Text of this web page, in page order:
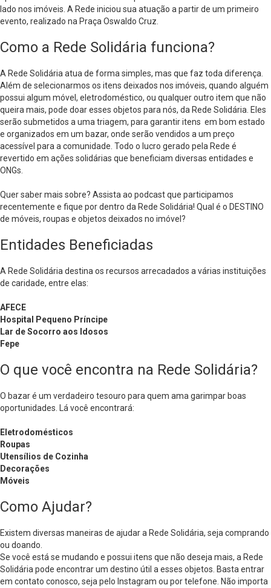
lado nos imóveis. A Rede iniciou sua atuação a partir de um primeiro
evento, realizado na Praça Oswaldo Cruz.
Como a Rede Solidária funciona?
A Rede Solidária atua de forma simples, mas que faz toda diferença.
Além de selecionarmos os itens deixados nos imóveis, quando alguém
possui algum móvel, eletrodoméstico, ou qualquer outro item que não
queira mais, pode doar esses objetos para nós, da Rede Solidária. Eles
serão submetidos a uma triagem, para garantir itens em bom estado
e organizados em um bazar, onde serão vendidos a um preço
acessível para a comunidade. Todo o lucro gerado pela Rede é
revertido em ações solidárias que beneficiam diversas entidades e
ONGs.
Quer saber mais sobre? Assista ao podcast que participamos
recentemente e fique por dentro da Rede Solidária! Qual é o DESTINO
de móveis, roupas e objetos deixados no imóvel?
Entidades Beneficiadas
A Rede Solidária destina os recursos arrecadados a várias instituições
de caridade, entre elas:
AFECE
Hospital Pequeno Príncipe
Lar de Socorro aos Idosos
Fepe
O que você encontra na Rede Solidária?
O bazar é um verdadeiro tesouro para quem ama garimpar boas
oportunidades. Lá você encontrará:
Eletrodomésticos
Roupas
Utensílios de Cozinha
Decorações
Móveis
Como Ajudar?
Existem diversas maneiras de ajudar a Rede Solidária, seja comprando
ou doando.
Se você está se mudando e possui itens que não deseja mais, a Rede
Solidária pode encontrar um destino útil a esses objetos. Basta entrar
em contato conosco, seja pelo Instagram ou por telefone. Não importa